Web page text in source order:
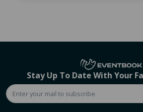
Stay Up To Date With Your